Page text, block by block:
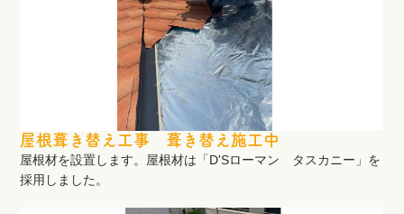
屋根葺き替え工事 葺き替え施工中
屋根材を設置します。屋根材は「D'Sローマン タスカニー」を
採用しました。